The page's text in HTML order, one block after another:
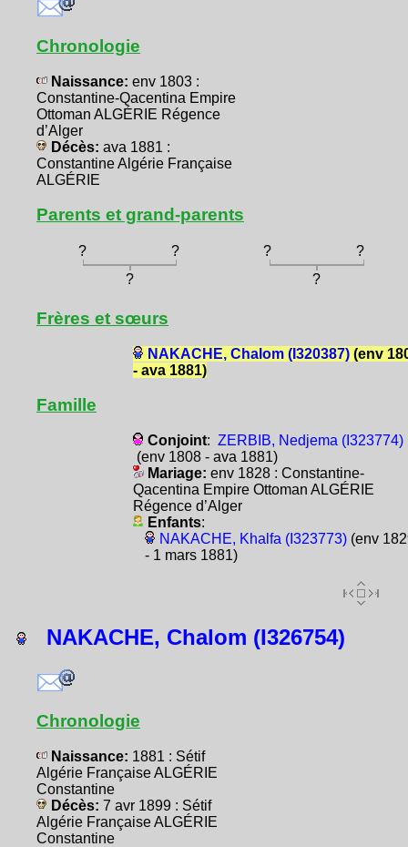
Chronologie
Naissance: env 1803 :
Constantine-Qacentina Empire
Ottoman ALGÉRIE Régence
d’Alger
Décès: ava 1881 :
Constantine Algérie Française
ALGÉRIE
Parents et grand-parents
? ? ?
?
?
?
Frères et sœurs
NAKACHE, Chalom (I320387)(env
- ava 1881)
Famille
Conjoint: ZERBIB, Nedjema (I323774)
(env 1808 - ava 1881)
Mariage: env 1828 : Constantine-
Qacentina Empire Ottoman ALGÉRIE
Régence d’Alger
Enfants:
NAKACHE, Khalfa (I323773)(env
- 1 mars 1881)
NAKACHE, Chalom (I326754)
Chronologie
Naissance: 1881 : Sétif
Algérie Française ALGÉRIE
Constantine
Décès: 7 avr 1899 : Sétif
Algérie Française ALGÉRIE
Constantine